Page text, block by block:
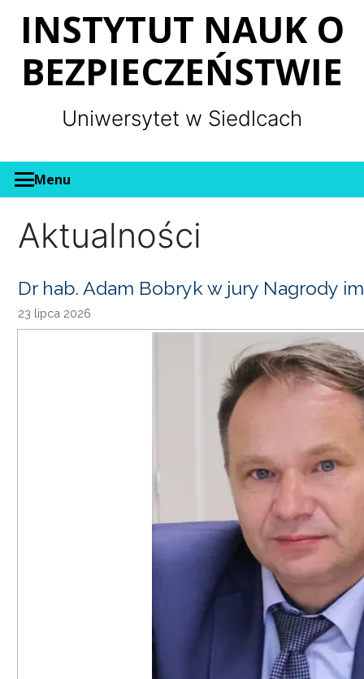
INSTYTUT NAUK O
BEZPIECZEŃSTWIE
Uniwersytet w Siedlcach
Menu
Aktualności
Dr hab. Adam Bobryk w jury Nagrody
23 lipca 2026